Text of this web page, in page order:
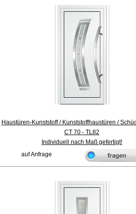
Haustüren-Kunststoff / Kunststoffhaustüren /
CT 70 - TL82
Individuell nach Maß gefertigt!
auf Anfrage